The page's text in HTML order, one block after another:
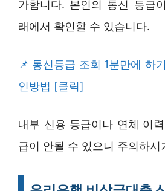
가합니다. 본인의 통신 등급
래에서 확인할 수 있습니다.
통신등급 조회 1분만에 하
인방법 [클릭]
내부 신용 등급이나 연체 이
급이 안될 수 있으니 주의하시